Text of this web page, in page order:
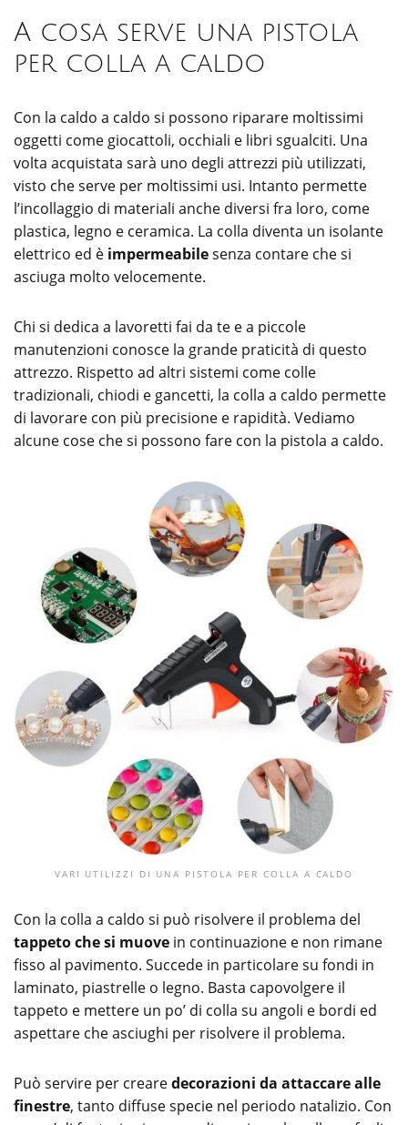
A cosa serve una pistola
per colla a caldo
Con la caldo a caldo si possono riparare moltissimi
oggetti come giocattoli, occhiali e libri sgualciti. Una
volta acquistata sarà uno degli attrezzi più utilizzati,
visto che serve per moltissimi usi. Intanto permette
l’incollaggio di materiali anche diversi fra loro, come
plastica, legno e ceramica. La colla diventa un isolante
elettrico ed è impermeabilesenza contare che si
asciuga molto velocemente.
Chi si dedica a lavoretti fai da te e a piccole
manutenzioni conosce la grande praticità di questo
attrezzo. Rispetto ad altri sistemi come colle
tradizionali, chiodi e gancetti, la colla a caldo permette
di lavorare con più precisione e rapidità. Vediamo
alcune cose che si possono fare con la pistola a caldo.
VARI UTILIZZI DI UNA PISTOLA PER COLLA A CALDO
Con la colla a caldo si può risolvere il problema del
tappeto che si muove in continuazione e non rimane
fisso al pavimento. Succede in particolare su fondi in
laminato, piastrelle o legno. Basta capovolgere il
tappeto e mettere un po’ di colla su angoli e bordi ed
aspettare che asciughi per risolvere il problema.
Può servire per crearedecorazioni da attaccare alle
finestre, tanto diffuse specie nel periodo natalizio. Con